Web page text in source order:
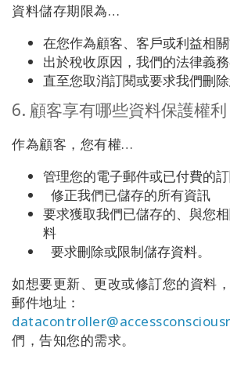
資料儲存期限為…
在您作為顧客、客戶或利益相
出於稅收原因，我們的法律義
直至您取消訂閱或要求我們刪
6. 顧客享有哪些資料保護權利
作為顧客，您有權…
管理您的電子郵件或已付費的
修正我們已儲存的所有資訊
要求獲取我們已儲存的、與您
料
要求刪除或限制儲存資料。
如想要更新、更改或修訂您的資料
郵件地址：
們，告知您的需求。